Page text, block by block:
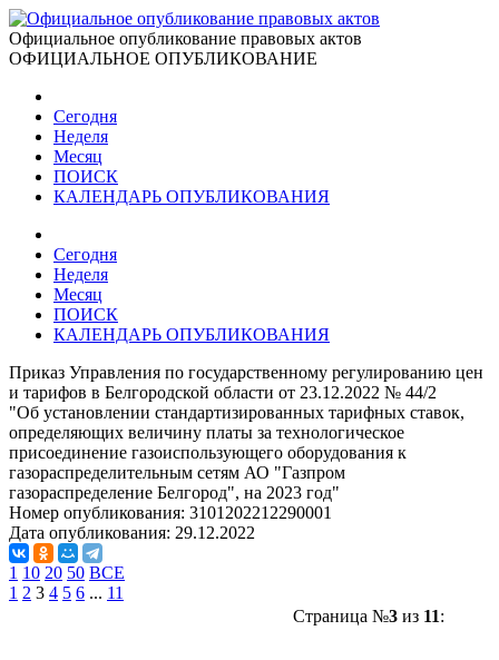
Официальное опубликование правовых актов
ОФИЦИАЛЬНОЕ ОПУБЛИКОВАНИЕ
Сегодня
Неделя
Месяц
ПОИСК
КАЛЕНДАРЬ ОПУБЛИКОВАНИЯ
Сегодня
Неделя
Месяц
ПОИСК
КАЛЕНДАРЬ ОПУБЛИКОВАНИЯ
Приказ Управления по государственному регулированию цен
и тарифов в Белгородской области от 23.12.2022 № 44/2
"Об установлении стандартизированных тарифных ставок,
определяющих величину платы за технологическое
присоединение газоиспользующего оборудования к
газораспределительным сетям АО "Газпром
газораспределение Белгород", на 2023 год"
Номер опубликования: 3101202212290001
Дата опубликования: 29.12.2022
1 10 20 50 ВСЕ
1 2 3 4 5 6 ... 11
Страница №3 из 11: